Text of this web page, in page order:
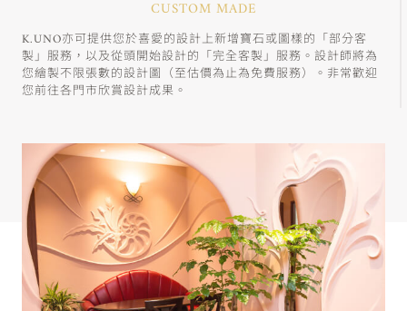
CUSTOM MADE
K.UNO亦可提供您於喜愛的設計上新增寶石或圖樣的「部分客
製」服務，以及從頭開始設計的「完全客製」服務。設計師將為
您繪製不限張數的設計圖（至估價為止為免費服務）。非常歡迎
您前往各門市欣賞設計成果。